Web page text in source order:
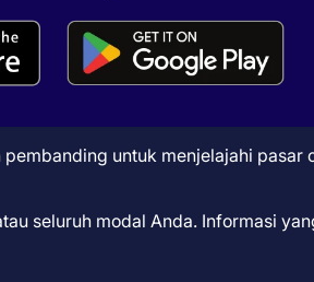
untuk menjelajahi
seluruh modal Anda. Informasi